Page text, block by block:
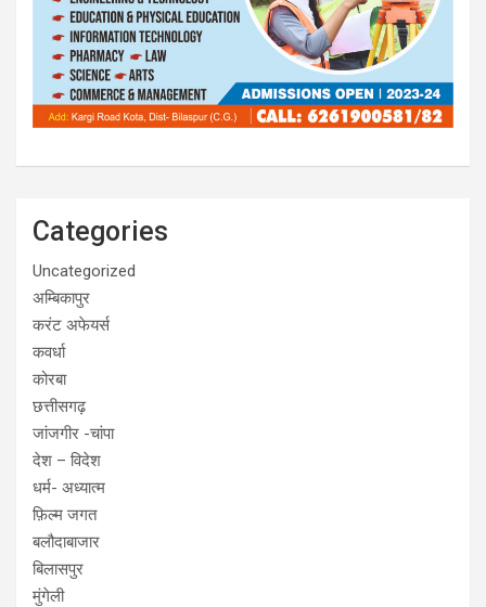
Categories
Uncategorized
अम्बिकापुर
करंट अफेयर्स
कवर्धा
कोरबा
छत्तीसगढ़
जांजगीर -चांपा
देश – विदेश
धर्म- अध्यात्म
फ़िल्म जगत
बलौदाबाजार
बिलासपुर
मुंगेली